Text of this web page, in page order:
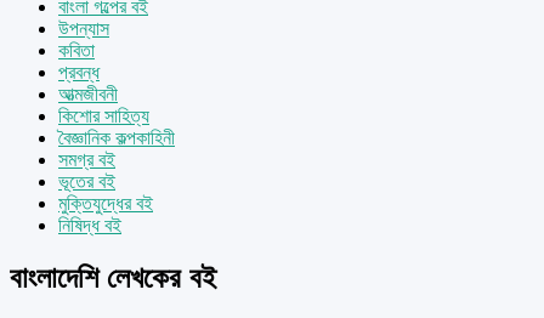
বাংলা গল্পের বই
উপন্যাস
কবিতা
প্রবন্ধ
আত্মজীবনী
কিশোর সাহিত্য
বৈজ্ঞানিক কল্পকাহিনী
সমগ্র বই
ভূতের বই
মুক্তিযুদ্ধের বই
নিষিদ্ধ বই
বাংলাদেশি লেখকের বই